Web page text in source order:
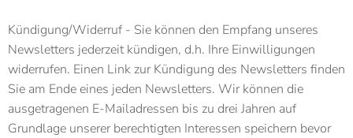
Kündigung/Widerruf - Sie können den Empfang unseres
Newsletters jederzeit kündigen, d.h. Ihre Einwilligungen
widerrufen. Einen Link zur Kündigung des Newsletters finden
Sie am Ende eines jeden Newsletters. Wir können die
ausgetragenen E-Mailadressen bis zu drei Jahren auf
Grundlage unserer berechtigten Interessen speichern bevor